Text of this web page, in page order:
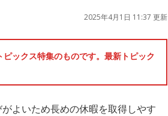
2025年4月1日 11:37 更新
ックス特集のものです。最新トピック
よいため長めの休暇を取得しやす